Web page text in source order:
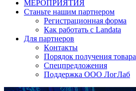
МЕРОПРИЯТИЯ
Станьте нашим партнером
Регистрационная форма
Как работать с Landata
Для партнеров
Кoнтaкты
Порядок получения товара
Спецпредложения
Поддержка ООО ЛогЛаб